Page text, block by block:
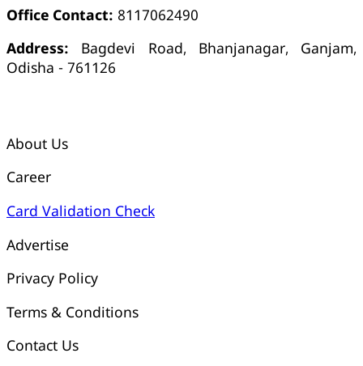
Office Contact: 8117062490
Address: Bagdevi Road, Bhanjanagar, Ganjam,
Odisha - 761126
About Us
Career
Card Validation Check
Advertise
Privacy Policy
Terms & Conditions
Contact Us